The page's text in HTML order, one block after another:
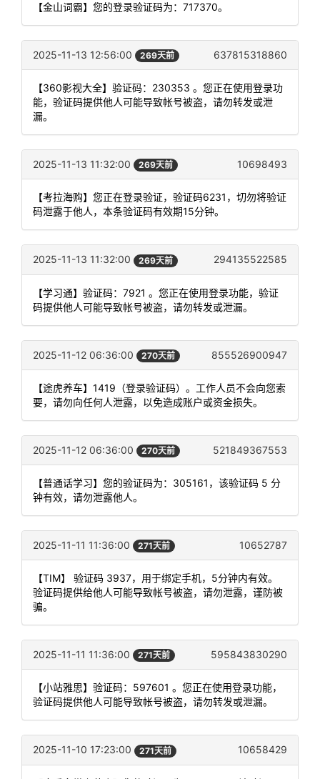
【金山词霸】您的登录验证码为：717370。
2025-11-13 12:56:00 269天前 637815318860
【360影视大全】验证码：230353 。您正在使用登录功
能，验证码提供他人可能导致帐号被盗，请勿转发或泄
漏。
2025-11-13 11:32:00 269天前 10698493
【考拉海购】您正在登录验证，验证码6231，切勿将验证
码泄露于他人，本条验证码有效期15分钟。
2025-11-13 11:32:00 269天前 294135522585
【学习通】验证码：7921 。您正在使用登录功能，验证
码提供他人可能导致帐号被盗，请勿转发或泄漏。
2025-11-12 06:36:00 270天前 855526900947
【途虎养车】1419（登录验证码）。工作人员不会向您索
要，请勿向任何人泄露，以免造成账户或资金损失。
2025-11-12 06:36:00 270天前 521849367553
【普通话学习】您的验证码为：305161，该验证码 5 分
钟有效，请勿泄露他人。
2025-11-11 11:36:00 271天前 10652787
【TIM】 验证码 3937，用于绑定手机，5分钟内有效。
验证码提供给他人可能导致帐号被盗，请勿泄露，谨防被
骗。
2025-11-11 11:36:00 271天前 595843830290
【小站雅思】验证码：597601 。您正在使用登录功能，
验证码提供他人可能导致帐号被盗，请勿转发或泄漏。
2025-11-10 17:23:00 271天前 10658429